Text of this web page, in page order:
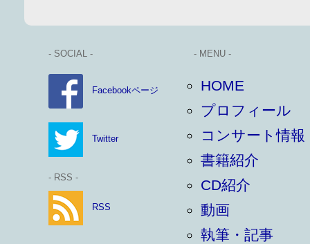
- SOCIAL -
Facebookページ
Twitter
- RSS -
RSS
- MENU -
HOME
プロフィール
コンサート情報
書籍紹介
CD紹介
動画
執筆・記事